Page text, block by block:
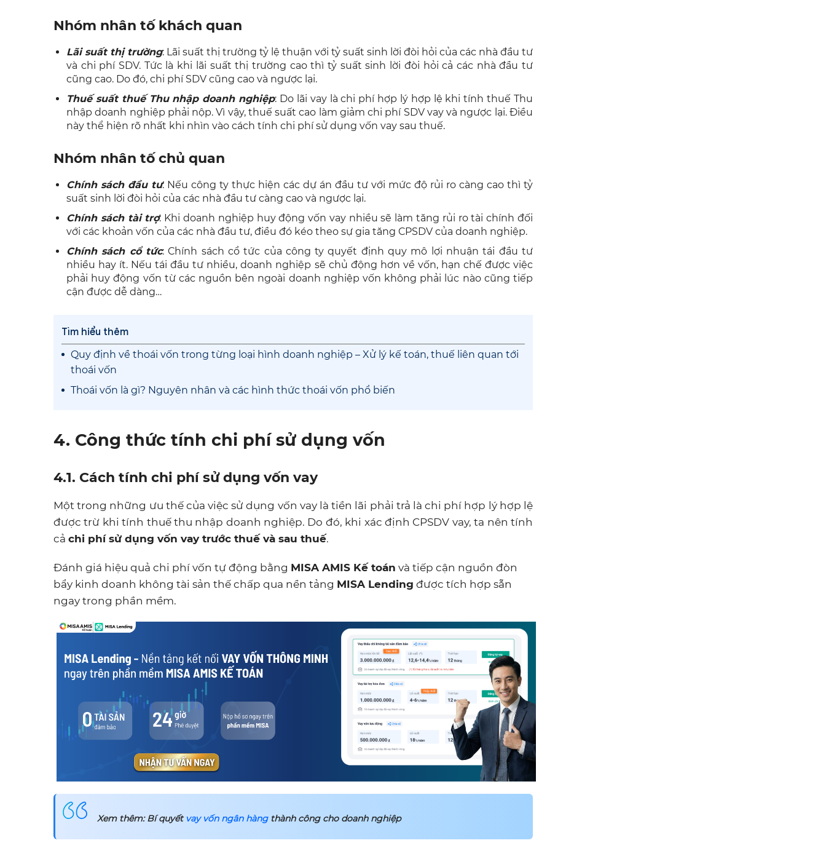
Nhóm nhân tố khách quan
Lãi suất thị trường: Lãi suất thị trường tỷ lệ thuận với tỷ suất sinh lời đòi hỏi của các nhà đầu tư
và chi phí SDV. Tức là khi lãi suất thị trường cao thì tỷ suất sinh lời đòi hỏi cả các nhà đầu tư
cũng cao. Do đó, chi phí SDV cũng cao và ngược lại.
Thuế suất thuế Thu nhập doanh nghiệp: Do lãi vay là chi phí hợp lý hợp lệ khi tính thuế Thu
nhập doanh nghiệp phải nộp. Vì vậy, thuế suất cao làm giảm chi phí SDV vay và ngược lại. Điều
này thể hiện rõ nhất khi nhìn vào cách tính chi phí sử dụng vốn vay sau thuế.
Nhóm nhân tố chủ quan
Chính sách đầu tư: Nếu công ty thực hiện các dự án đầu tư với mức độ rủi ro càng cao thì tỷ
suất sinh lời đòi hỏi của các nhà đầu tư càng cao và ngược lại.
Chính sách tài trợ: Khi doanh nghiệp huy động vốn vay nhiều sẽ làm tăng rủi ro tài chính đối
với các khoản vốn của các nhà đầu tư, điều đó kéo theo sự gia tăng CPSDV của doanh nghiệp.
Chính sách cổ tức: Chính sách cổ tức của công ty quyết định quy mô lợi nhuận tái đầu tư
nhiều hay ít. Nếu tái đầu tư nhiều, doanh nghiệp sẽ chủ động hơn về vốn, hạn chế được việc
phải huy động vốn từ các nguồn bên ngoài doanh nghiệp vốn không phải lúc nào cũng tiếp
cận được dễ dàng…
Tìm hiểu thêm
Quy định về thoái vốn trong từng loại hình doanh nghiệp – Xử lý kế toán, thuế liên quan tới
thoái vốn
Thoái vốn là gì? Nguyên nhân và các hình thức thoái vốn phổ biến
4. Công thức tính chi phí sử dụng vốn
4.1. Cách tính chi phí sử dụng vốn vay
Một trong những ưu thế của việc sử dụng vốn vay là tiền lãi phải trả là chi phí hợp lý hợp lệ
được trừ khi tính thuế thu nhập doanh nghiệp. Do đó, khi xác định CPSDV vay, ta nên tính
cả chi phí sử dụng vốn vay trước thuế và sau thuế.
Đánh giá hiệu quả chi phí vốn tự động bằng MISA AMIS Kế toán và tiếp cận nguồn đòn
bẩy kinh doanh không tài sản thế chấp qua nền tảng MISA Lending được tích hợp sẵn
ngay trong phần mềm.
Xem thêm: Bí quyết vay vốn ngân hàngthành công cho doanh nghiệp